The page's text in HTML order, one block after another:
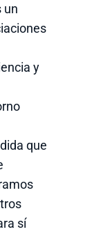
un
y
que
sí